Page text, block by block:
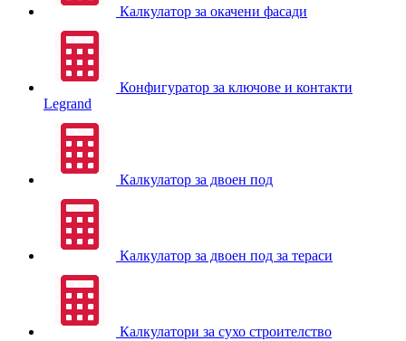
Калкулатор за окачени фасади
Конфигуратор за ключове и контакти
Legrand
Калкулатор за двоен под
Калкулатор за двоен под за тераси
Калкулатори за сухо строителство